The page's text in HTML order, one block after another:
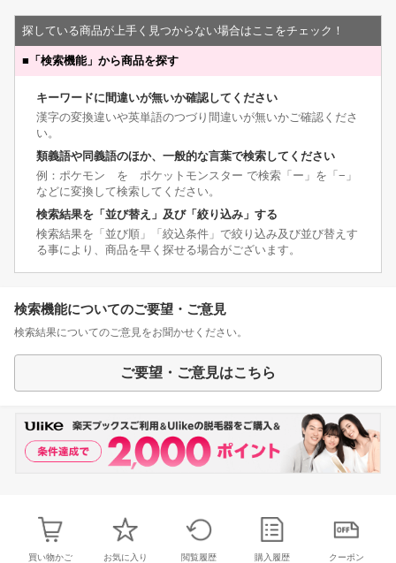
探している商品が上手く見つからない場合はここをチェック！
■ 「検索機能」から商品を探す
キーワードに間違いが無いか確認してください
漢字の変換違いや英単語のつづり間違いが無いかご確認くださ
い。
類義語や同義語のほか、一般的な言葉で検索してください
例：ポケモン を ポケットモンスター で検索「ー」を「−」
などに変換して検索してください。
検索結果を「並び替え」及び「絞り込み」する
検索結果を「並び順」「絞込条件」で絞り込み及び並び替えす
る事により、商品を早く探せる場合がございます。
検索機能についてのご要望・ご意見
検索結果についてのご意見をお聞かせください。
ご要望・ご意見はこちら
買い物かご お気に入り 閲覧履歴 購入履歴 クーポン